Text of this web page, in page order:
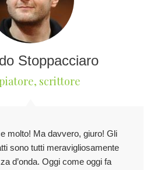
Stoppacciaro
scrittore
molto! Ma davvero, giuro! Gli
sono tutti meravigliosamente
d’onda. Oggi come oggi fa